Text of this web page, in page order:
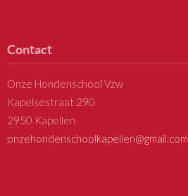
Contact
Onze Hondenschool Vzw
Kapelsestraat 290
2950 Kapellen
onzehondenschoolkapellen@gmail.com